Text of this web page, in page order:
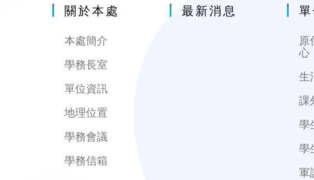
關於本處
本處簡介
學務長室
單位資訊
地理位置
學務會議
學務信箱
最新消息
原
心
生
課
學
學
軍